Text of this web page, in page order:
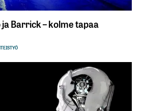
Barrick – kolme tapaa